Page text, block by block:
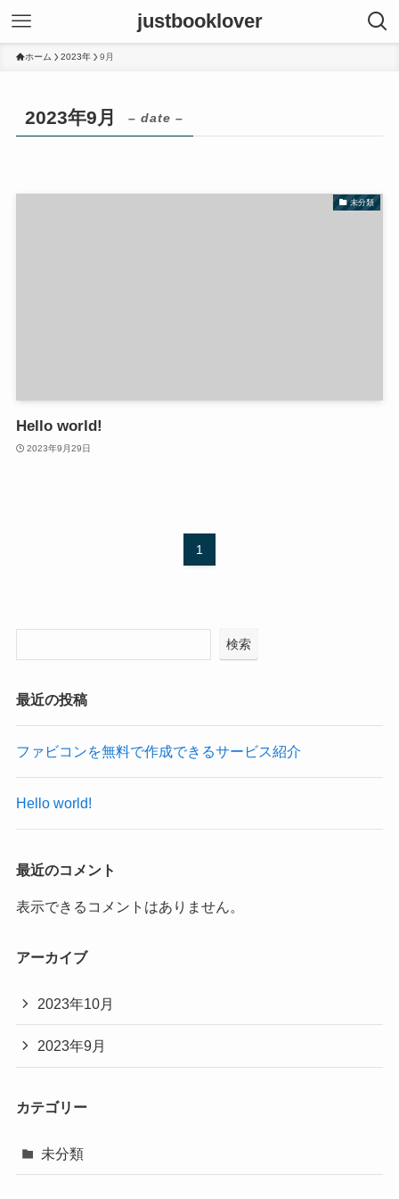
justbooklover
ホーム 2023年 9月
2023年9月 – date –
未分類
Hello world!
2023年9月29日
1
検索
最近の投稿
ファビコンを無料で作成できるサービス紹介
Hello world!
最近のコメント
表示できるコメントはありません。
アーカイブ
2023年10月
2023年9月
カテゴリー
未分類